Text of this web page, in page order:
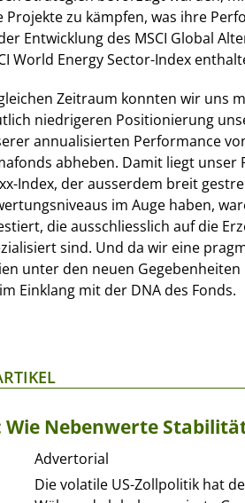
Projekte zu kämpfen, was ihre
Entwicklung des MSCI Global
World Energy Sector-Index
Zeitraum konnten wir uns
niedrigeren Positionierung
annualisierten Performance
abheben. Damit liegt
Index, der ausserdem breit
im Auge haben,
die ausschliesslich auf die
sind. Und da wir eine
unter den neuen
Einklang mit der DNA des Fonds.
Wie Nebenwerte
Advertorial
Die volatile US-Zollpolitik hat